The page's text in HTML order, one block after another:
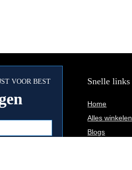
VOOR BEST Snelle links
Home
Alles winkelen
Blogs